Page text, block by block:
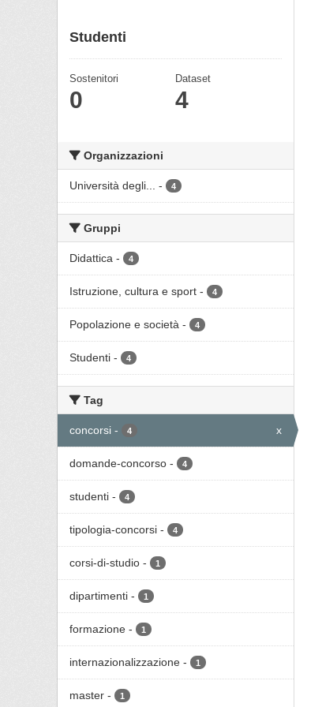
Studenti
Sostenitori
0
Dataset
4
Organizzazioni
Università degli... - 4
Gruppi
Didattica - 4
Istruzione, cultura e sport - 4
Popolazione e società - 4
Studenti - 4
Tag
concorsi - 4 x
domande-concorso - 4
studenti - 4
tipologia-concorsi - 4
corsi-di-studio - 1
dipartimenti - 1
formazione - 1
internazionalizzazione - 1
master - 1